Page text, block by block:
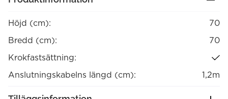
Höjd (cm):
70
Bredd (cm):
70
Krokfastsättning:
Anslutningskabelns längd (cm):
1,2m